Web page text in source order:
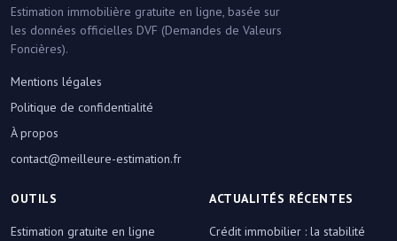
Estimation immobilière gratuite en ligne, basée sur
les données officielles DVF (Demandes de Valeurs
Foncières).
Mentions légales
Politique de confidentialité
À propos
contact@meilleure-estimation.fr
OUTILS
Estimation gratuite en ligne
ACTUALITÉS RÉCENTES
Crédit immobilier : la stabilité